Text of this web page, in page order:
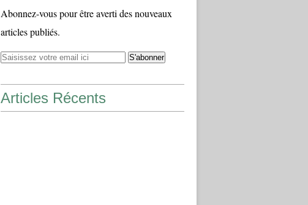
Abonnez-vous pour être averti des nouveaux
articles publiés.
Articles Récents